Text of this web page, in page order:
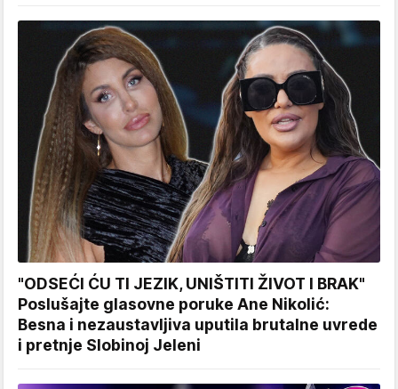
"ODSEĆI ĆU TI JEZIK, UNIŠTITI ŽIVOT I BRAK"
Poslušajte glasovne poruke Ane Nikolić:
Besna i nezaustavljiva uputila brutalne uvrede
i pretnje Slobinoj Jeleni